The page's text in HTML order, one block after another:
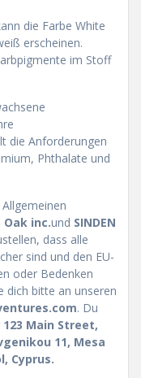
die Farbe White
erscheinen.
im Stoff
die Anforderungen
Phthalate und
Oak inc.und SINDEN
dass alle
sind und den EU-
oder Bedenken
dich bitte an unseren
. Du
123 Main Street,
11, Mesa
Cyprus.